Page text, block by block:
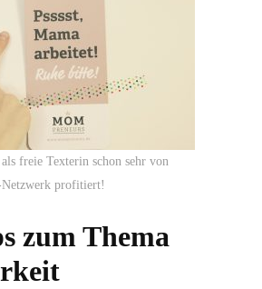
freie Texterin schon sehr von
Netzwerk profitiert!
zum Thema